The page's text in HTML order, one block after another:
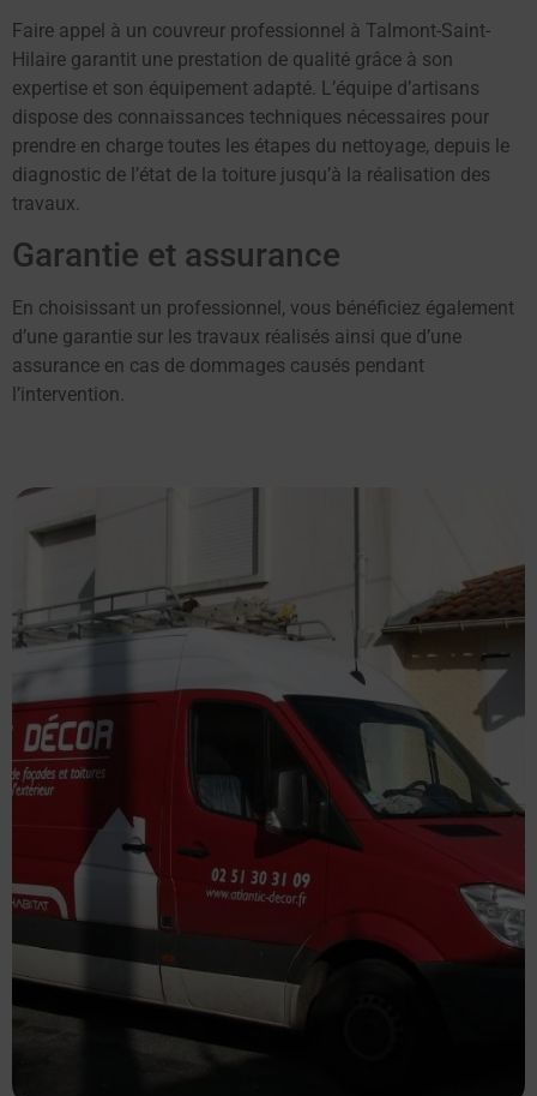
Faire appel à un couvreur professionnel à Talmont-Saint-
Hilaire garantit une prestation de qualité grâce à son
expertise et son équipement adapté. L’équipe d’artisans
dispose des connaissances techniques nécessaires pour
prendre en charge toutes les étapes du nettoyage, depuis le
diagnostic de l’état de la toiture jusqu’à la réalisation des
travaux.
Garantie et assurance
En choisissant un professionnel, vous bénéficiez également
d’une garantie sur les travaux réalisés ainsi que d’une
assurance en cas de dommages causés pendant
l’intervention.